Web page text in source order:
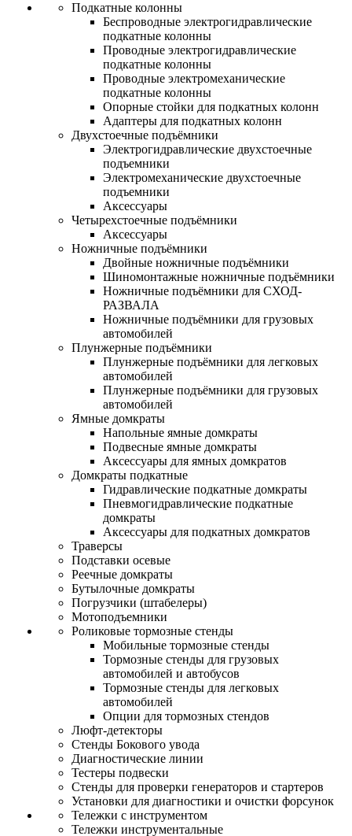
Подкатные колонны
Беспроводные электрогидравлические
подкатные колонны
Проводные электрогидравлические
подкатные колонны
Проводные электромеханические
подкатные колонны
Опорные стойки для подкатных колонн
Адаптеры для подкатных колонн
Двухстоечные подъёмники
Электрогидравлические двухстоечные
подъемники
Электромеханические двухстоечные
подъемники
Аксессуары
Четырехстоечные подъёмники
Аксессуары
Ножничные подъёмники
Двойные ножничные подъёмники
Шиномонтажные ножничные подъёмники
Ножничные подъёмники для СХОД-
РАЗВАЛА
Ножничные подъёмники для грузовых
автомобилей
Плунжерные подъёмники
Плунжерные подъёмники для легковых
автомобилей
Плунжерные подъёмники для грузовых
автомобилей
Ямные домкраты
Напольные ямные домкраты
Подвесные ямные домкраты
Аксессуары для ямных домкратов
Домкраты подкатные
Гидравлические подкатные домкраты
Пневмогидравлические подкатные
домкраты
Аксессуары для подкатных домкратов
Траверсы
Подставки осевые
Реечные домкраты
Бутылочные домкраты
Погрузчики (штабелеры)
Мотоподъемники
Роликовые тормозные стенды
Мобильные тормозные стенды
Тормозные стенды для грузовых
автомобилей и автобусов
Тормозные стенды для легковых
автомобилей
Опции для тормозных стендов
Люфт-детекторы
Стенды Бокового увода
Диагностические линии
Тестеры подвески
Стенды для проверки генераторов и стартеров
Установки для диагностики и очистки форсунок
Тележки с инструментом
Тележки инструментальные